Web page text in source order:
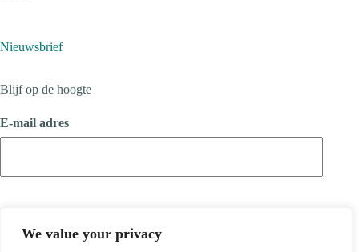
We value your privacy
Nieuwsbrief
Blijf op de hoogte
E-mail adres